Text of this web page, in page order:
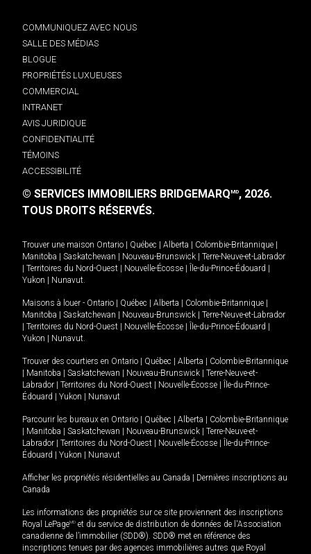
COMMUNIQUEZ AVEC NOUS
SALLE DES MÉDIAS
BLOGUE
PROPRIÉTÉS LUXUEUSES
COMMERCIAL
INTRANET
AVIS JURIDIQUE
CONFIDENTIALITÉ
TÉMOINS
ACCESSIBILITÉ
© SERVICES IMMOBILIERS BRIDGEMARQMD, 2026.
TOUS DROITS RÉSERVÉS.
Trouver une maison Ontario Québec Alberta Colombie-Britannique
Manitoba
Saskatchewan Nouveau-Brunswick
Terre-Neuve-et-Labrador
Territoires du Nord-Ouest Nouvelle-Écosse Île-du-Prince-Édouard
Yukon
Nunavut.
Maisons à louer - Ontario Québec Alberta Colombie-Britannique
Manitoba
Saskatchewan Nouveau-Brunswick
Terre-Neuve-et-Labrador
Territoires du Nord-Ouest Nouvelle-Écosse Île-du-Prince-Édouard
Yukon
Nunavut.
Trouver des courtiers en Ontario Québec Alberta
Colombie-Britannique
Manitoba Saskatchewan Nouveau-Brunswick
Terre-Neuve-et-
Labrador
Territoires du Nord-Ouest Nouvelle-Écosse
Île-du-Prince-
Édouard
Yukon Nunavut
Parcourir les bureaux en Ontario Québec Alberta
Colombie-Britannique
Manitoba Saskatchewan Nouveau-Brunswick
Terre-Neuve-et-
Labrador
Territoires du Nord-Ouest Nouvelle-Écosse
Île-du-Prince-
Édouard
Yukon Nunavut
Afficher les propriétés résidentielles au Canada
Dernières inscriptions au
Canada
Les informations des propriétés sur ce site proviennent des inscriptions
Royal LePageMD et du service de distribution de données de l'Association
canadienne de l’immobilier (SDD®). SDD® met en référence des
inscriptions tenues par des agences immobilières autres que Royal